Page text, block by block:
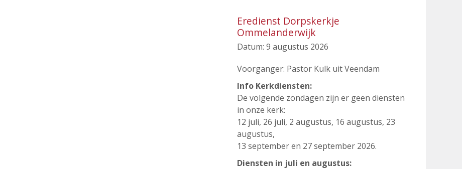
Eredienst Dorpskerkje
Ommelanderwijk
Datum: 9 augustus 2026
Voorganger: Pastor Kulk uit Veendam
Info Kerkdiensten:
De volgende zondagen zijn er geen diensten
in onze kerk:
12 juli, 26 juli, 2 augustus, 16 augustus, 23
augustus,
13 september en 27 september 2026.
Diensten in juli en augustus: